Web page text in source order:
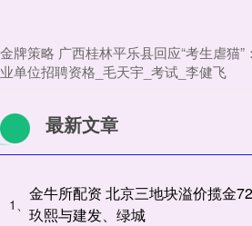
金牌策略 广西桂林平乐县回应“考生虐猫”
业单位招聘资格_毛天宇_考试_李健飞
最新文章
1、
金牛所配资 北京三地块溢价揽金
玖熙与建发、绿城